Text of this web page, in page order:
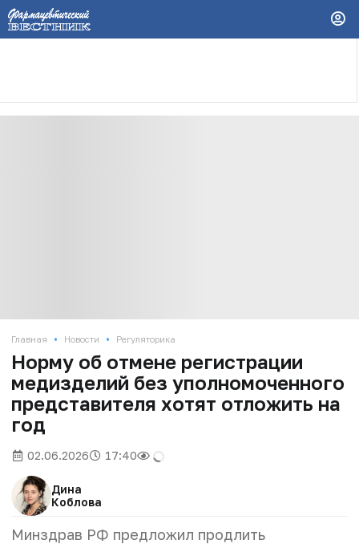
Главная • Новости • Регуляторика
Норму об отмене регистрации
медизделий без уполномоченного
представителя хотят отложить на
год
02.06.2026 17:40
Дина
Коблова
Минздрав РФ предложил продлить